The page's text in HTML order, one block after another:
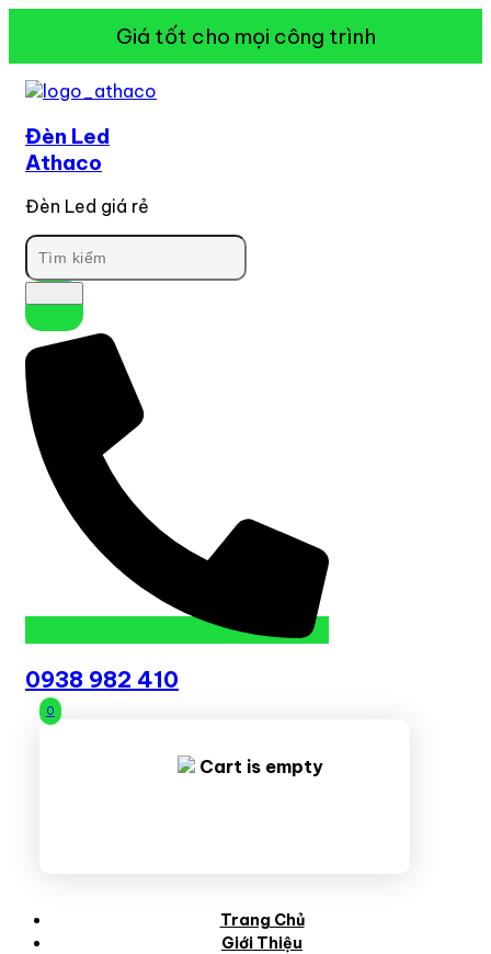
Giá tốt cho mọi công trình
Đèn Led
Athaco
Đèn Led giá rẻ
0938 982 410
0
Cart is empty
Trang Chủ
Giới Thiệu